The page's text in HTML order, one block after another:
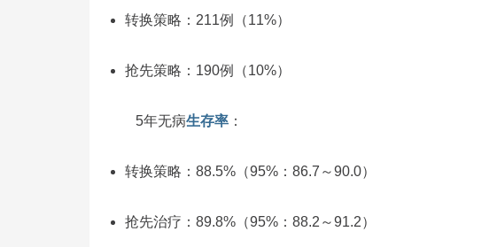
转换策略：211例（11%）
抢先策略：190例（10%）
5年无病生存率：
转换策略：88.5%（95%：86.7～90.0）
抢先治疗：89.8%（95%：88.2～91.2）